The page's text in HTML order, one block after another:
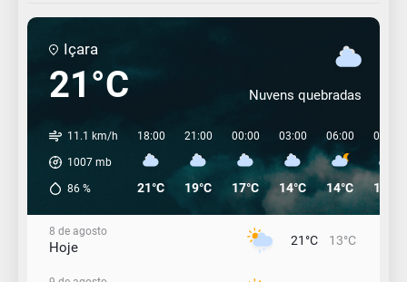
Içara
21°C Nuvens quebradas
11.1 km/h
1007 mb
86 %
18:00
21°C
21:00
19°C
00:00
17°C
03:00
14°C
06:00
14°C
09:00
14°C
8 de agosto
Hoje 21°C 13°C